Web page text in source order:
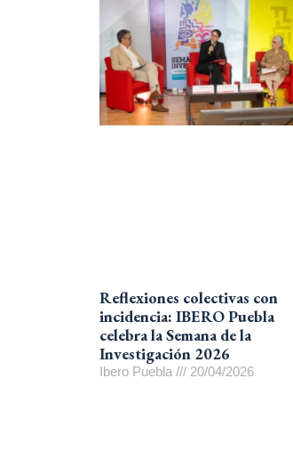
Reflexiones colectivas con
incidencia: IBERO Puebla
celebra la Semana de la
Investigación 2026
Ibero Puebla 20/04/2026